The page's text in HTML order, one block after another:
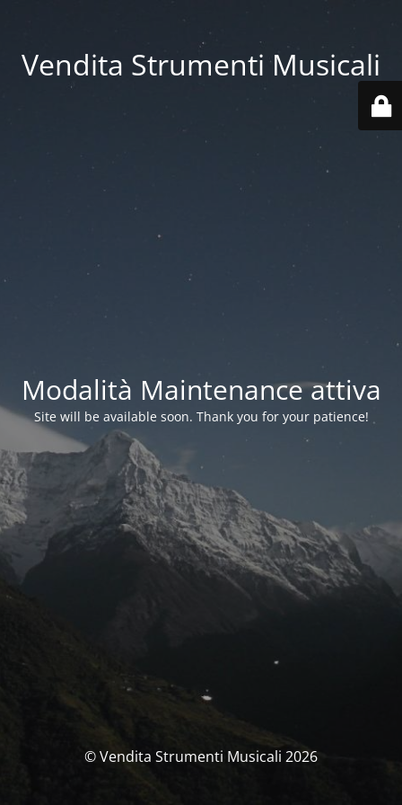
Vendita Strumenti Musicali
Modalità Maintenance attiva
Site will be available soon. Thank you for your patience!
© Vendita Strumenti Musicali 2026